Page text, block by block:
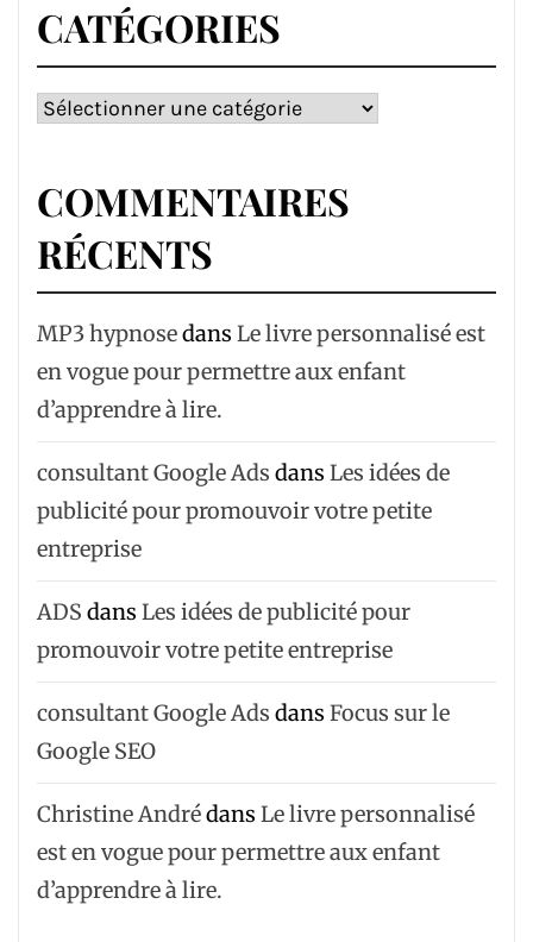
CATÉGORIES
Catégories
COMMENTAIRES
RÉCENTS
MP3 hypnosedans Le livre personnalisé est
en vogue pour permettre aux enfant
d’apprendre à lire.
consultant Google Ads dans Les idées de
publicité pour promouvoir votre petite
entreprise
ADS dans Les idées de publicité pour
promouvoir votre petite entreprise
consultant Google Ads dans Focus sur le
Google SEO
Christine Andrédans Le livre personnalisé
est en vogue pour permettre aux enfant
d’apprendre à lire.